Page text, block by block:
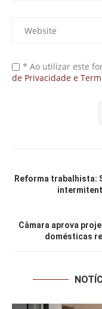
* Ao utilizar este
de Privacidade e
Reforma trabalhista:
Câmara aprova
domésticas